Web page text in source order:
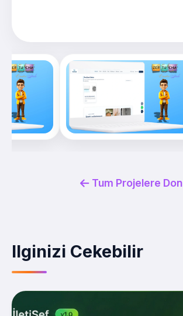
Tum Projelere Don
Ilginizi Cekebilir